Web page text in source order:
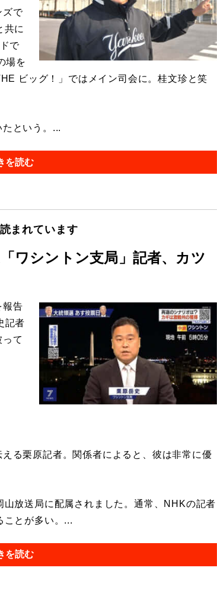
ズで
共に
で
場を
ビッグ！」ではメイン司会に。桂文珍と笑
という。...
を読む
まれています
ワシントン支局」記者、カツ
報告
記者
て
る栗原記者。関係者によると、彼は非常に優
山放送局に配属されました。通常、NHKの記者
ことが多い。...
を読む